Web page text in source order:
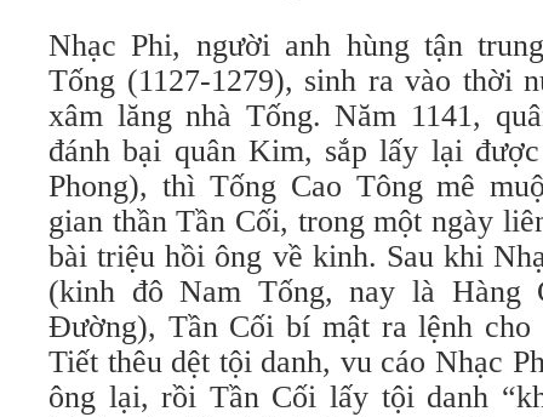
Nhạc Phi, người anh hùng tận
Tống (1127-1279), sinh ra vào thời
xâm lăng nhà Tống. Năm 1141,
đánh bại quân Kim, sắp lấy lại
Phong), thì Tống Cao Tông mê
gian thần Tần Cối, trong một ngày
bài triệu hồi ông về kinh. Sau khi
(kinh đô Nam Tống, nay là Hàng
Đường), Tần Cối bí mật ra lệnh cho
Tiết thêu dệt tội danh, vu cáo Nhạc
ông lại, rồi Tần Cối lấy tội danh